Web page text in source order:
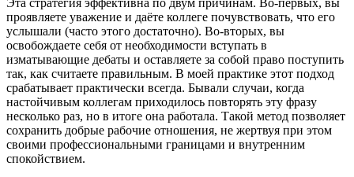
Эта стратегия эффективна по двум причинам. Во-первых, вы
проявляете уважение и даёте коллеге почувствовать, что его
услышали (часто этого достаточно). Во-вторых, вы
освобождаете себя от необходимости вступать в
изматывающие дебаты и оставляете за собой право поступить
так, как считаете правильным. В моей практике этот подход
срабатывает практически всегда. Бывали случаи, когда
настойчивым коллегам приходилось повторять эту фразу
несколько раз, но в итоге она работала. Такой метод позволяет
сохранить добрые рабочие отношения, не жертвуя при этом
своими профессиональными границами и внутренним
спокойствием.